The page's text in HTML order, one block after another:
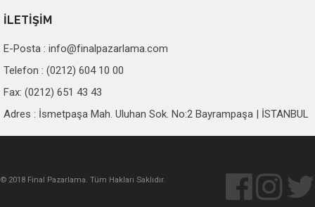
İLETİŞİM
E-Posta : info@finalpazarlama.com
Telefon : (0212) 604 10 00
Fax: (0212) 651 43 43
Adres : İsmetpaşa Mah. Uluhan Sok. No:2 Bayrampaşa | İSTANBUL
© 2018 Final Pazarlama. Tüm Hakları Saklıdır.